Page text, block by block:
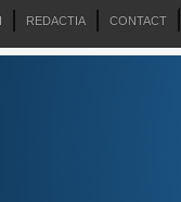
REDACTIA CONTACT